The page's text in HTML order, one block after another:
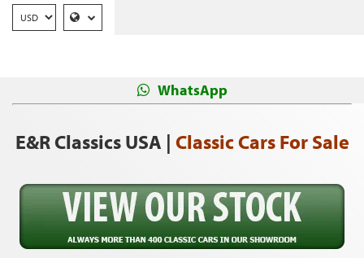
WhatsApp
E&R Classics USA | Classic Cars For Sale